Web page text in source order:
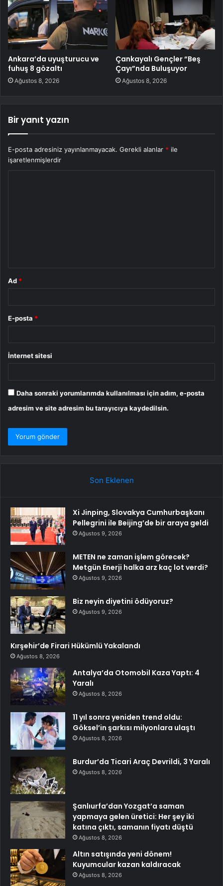
Ankara’da uyuşturucu ve
fuhuş 8 gözaltı
Ağustos 8, 2026
Çankayalı Gençler “Beş
Çayı”nda Buluşuyor
Ağustos 8, 2026
Bir yanıt yazın
E-posta adresiniz yayınlanmayacak. Gerekli alanlar * ile
işaretlenmişlerdir
Ad *
E-posta *
İnternet sitesi
Daha sonraki yorumlarımda kullanılması için adım, e-posta
adresim ve site adresim bu tarayıcıya kaydedilsin.
Son Eklenen
Xi Jinping, Slovakya Cumhurbaşkanı
Pellegrini ile Beijing’de bir araya geldi
Ağustos 9, 2026
METEN ne zaman işlem görecek?
Metgün Enerji halka arz kaç lot verdi?
Ağustos 9, 2026
Biz neyin diyetini ödüyoruz?
Ağustos 9, 2026
Kırşehir’de Firari Hükümlü Yakalandı
Ağustos 8, 2026
Antalya’da Otomobil Kaza Yaptı: 4
Yaralı
Ağustos 8, 2026
11 yıl sonra yeniden trend oldu:
Göksel’in şarkısı milyonlara ulaştı
Ağustos 8, 2026
Burdur’da Ticari Araç Devrildi, 3 Yaralı
Ağustos 8, 2026
Şanlıurfa’dan Yozgat’a saman
yapmaya gelen üretici: Her şey iki
katına çıktı, samanın fiyatı düştü
Ağustos 8, 2026
Altın satışında yeni dönem!
Kuyumcular kazan kaldıracak
Ağustos 8, 2026